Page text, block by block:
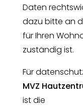
Daten
dazu bitte an
für Ihren
zuständig ist.
Für
MVZ
ist die